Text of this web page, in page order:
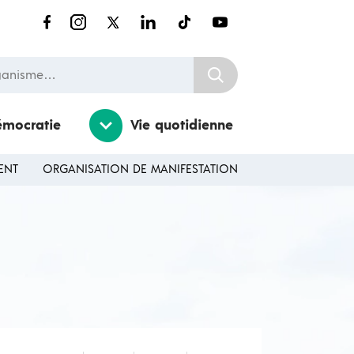
Vie quotidienne
ORGANISATION DE MANIFESTATION